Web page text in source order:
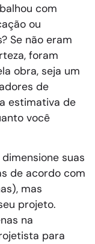
com
ou
Se não eram
foram
obra, seja um
de
estimativa de
você
suas
de acordo com
mas
projeto.
na
para